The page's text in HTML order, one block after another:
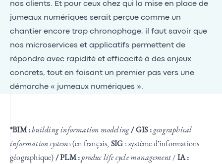
nos clients. Et pour ceux chez qui la mise en place de
jumeaux numériques serait perçue comme un
chantier encore trop chronophage, il faut savoir que
nos microservices et applicatifs permettent de
répondre avec rapidité et efficacité à des enjeux
concrets, tout en faisant un premier pas vers une
démarche « jumeaux numériques ».
*BIM :building information modeling/ GIS :geographical
information systems(en français, SIG : système d’informations
géographique)/ PLM :produc life cycle management/IA :